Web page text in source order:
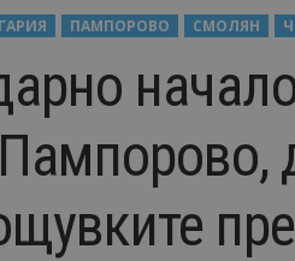
ПАМПОРОВО СМОЛЯН